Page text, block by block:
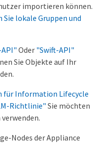
importieren können.
lokale Gruppen und
Oder "Swift-API"
Sie Objekte auf Ihr
für Information Lifecycle
Richtlinie" Sie möchten
Nodes der Appliance